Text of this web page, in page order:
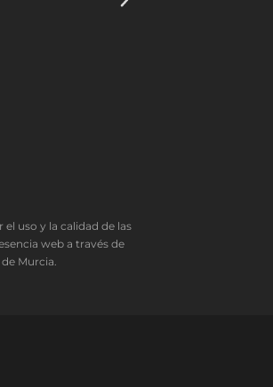
uso y la calidad de las
web a través de
Murcia.